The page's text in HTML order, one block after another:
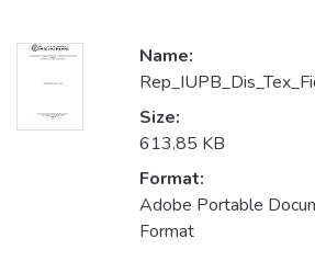
Name:
Size:
613.85 KB
Format:
Adobe Portable
Format